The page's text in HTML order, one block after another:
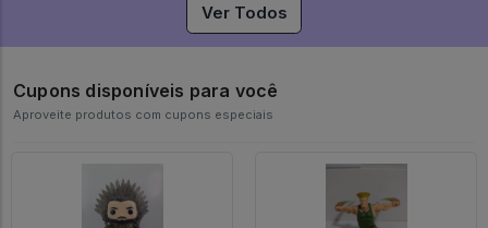
Ver Todos
Cupons disponíveis para você
Aproveite produtos com cupons especiais